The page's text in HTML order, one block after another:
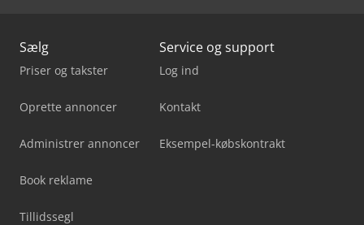
Sælg
Priser og takster
Oprette annoncer
Administrer annoncer
Book reklame
Tillidssegl
Service og support
Log ind
Kontakt
Eksempel-købskontrakt